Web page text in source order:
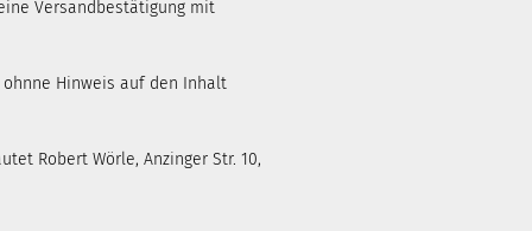
Versandbestätigung mit
Hinweis auf den Inhalt
Robert Wörle, Anzinger Str. 10,